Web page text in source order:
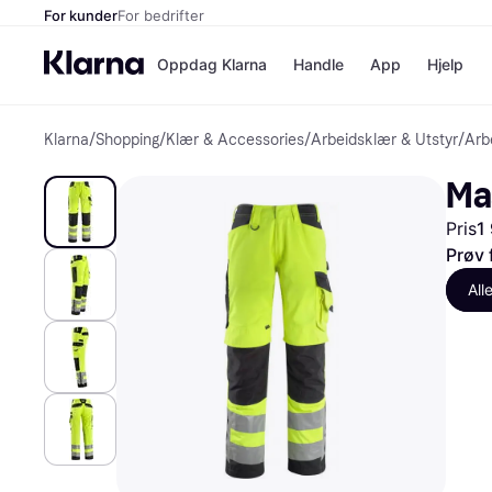
For kunderFor bedrifter
Oppdag Klarna
Betal nå
Betal i 3
Betal innen
Finansiering
Handle
Butikker
App Hjelp
Klarna/Shopping/Klær & Accessories/Arbeidsklær & Utstyr/
Pris1
Prøv
Alle